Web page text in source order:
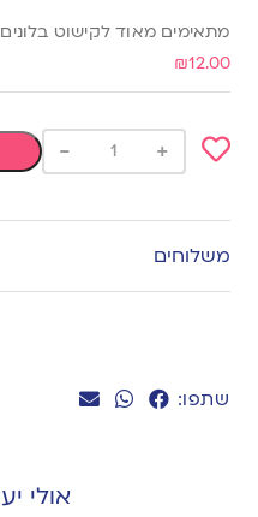
שתפו:
מתאימים מאוד לקישוט בלונים
₪12.00
to
wishlist
+
-
משלוחים
אולי